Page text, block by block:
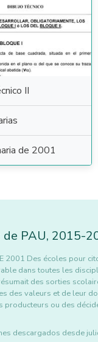
II
de 2001
de PAU, 2015-
2001 Des écoles pour
dans toutes les
des sorties
des valeurs et de leur
producteurs ou des
descargados desde